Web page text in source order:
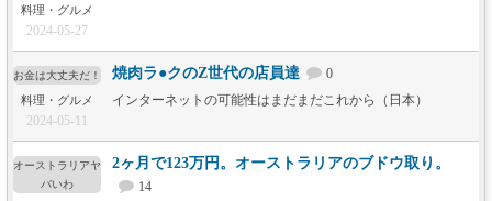
料理・グルメ
2024-05-27
お金は大丈夫だ！
料理・グルメ
2024-05-11
焼肉ラ●クのZ世代の店員達
0
インターネットの可能性はまだまだこれから（日本）
オーストラリアヤ
バいわ
2ヶ月で123万円。オーストラリアのブドウ取り。
14